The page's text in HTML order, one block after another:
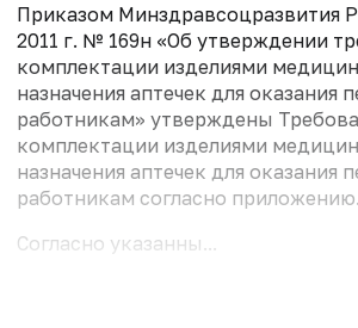
Приказом Минздравсоцразвития
2011 г. № 169н «Об утверждении
комплектации изделиями
назначения аптечек для оказания
работникам» утверждены
комплектации изделиями
назначения аптечек для оказания
работникам согласно приложению.
Согласно указанны...